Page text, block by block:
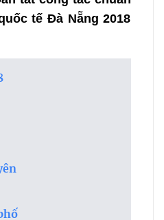
tế Đà Nẵng 2018